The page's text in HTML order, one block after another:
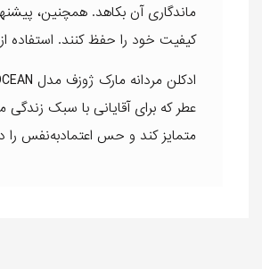
ماندگاری آن بکاهد. همچنین،
کیفیت خود را حفظ کنند. استفاده
عطر که برای آقایانی با سبک
متمایز کند و حس اعتمادبه‌نفس